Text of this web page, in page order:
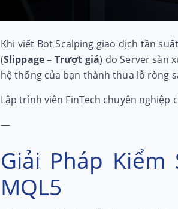
Khi viết Bot Scalping giao dịch tần
(Slippage – Trượt giá) do Server sàn
hệ thống của bạn thành thua lỗ ròng
Lập trình viên FinTech chuyên
—
Giải Pháp
MQL5